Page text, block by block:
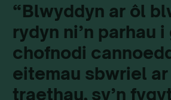
“Blwyddyn ar ôl
rydyn ni’n parhau
chofnodi
eitemau sbwriel
traethau, sy’n